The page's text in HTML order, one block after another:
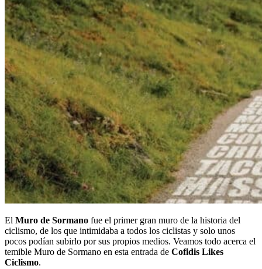
El Muro de Sormano fue el primer gran muro de la historia del
ciclismo, de los que intimidaba a todos los ciclistas y solo unos
pocos podían subirlo por sus propios medios. Veamos todo acerca el
temible Muro de Sormano en esta entrada de Cofidis Likes
Ciclismo.